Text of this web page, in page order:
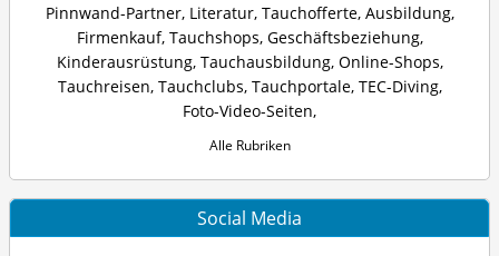
Pinnwand-Partner, Literatur, Tauchofferte, Ausbildung,
Firmenkauf, Tauchshops, Geschäftsbeziehung,
Kinderausrüstung, Tauchausbildung, Online-Shops,
Tauchreisen, Tauchclubs, Tauchportale, TEC-Diving,
Foto-Video-Seiten,
Alle Rubriken
Social Media